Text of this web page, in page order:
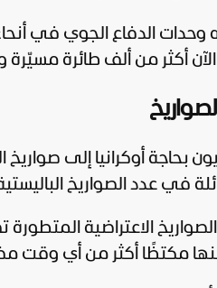
وحدات الدفاع الجوي في
أكثر من ألف طائرة مسيّرة
بحاجة أوكرانيا إلى
في عدد الصواريخ
الاعتراضية المتطورة
مكتظًا أكثر من أي وقت